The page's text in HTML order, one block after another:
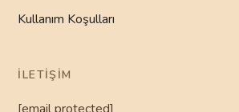
Kullanım Koşulları
İLETIŞIM